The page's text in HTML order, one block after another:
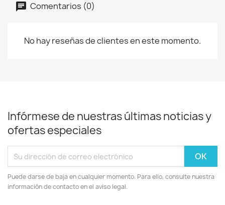
Comentarios (0)
No hay reseñas de clientes en este momento.
Infórmese de nuestras últimas noticias y
ofertas especiales
Puede darse de baja en cualquier momento. Para ello, consulte nuestra
información de contacto en el aviso legal.